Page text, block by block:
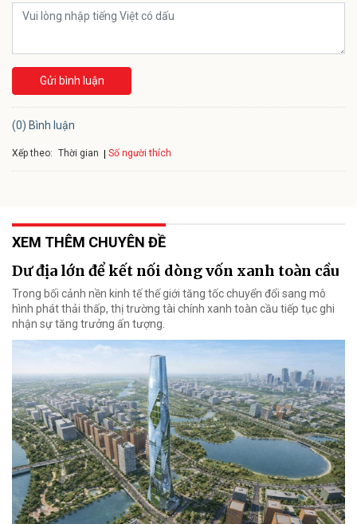
Gửi bình luận
(0) Bình luận
Xếp theo: Thời gian Số người thích
XEM THÊM CHUYÊN ĐỀ
Dư địa lớn để kết nối dòng vốn xanh toàn cầu
Trong bối cảnh nền kinh tế thế giới tăng tốc chuyển đổi sang mô
hình phát thải thấp, thị trường tài chính xanh toàn cầu tiếp tục ghi
nhận sự tăng trưởng ấn tượng.